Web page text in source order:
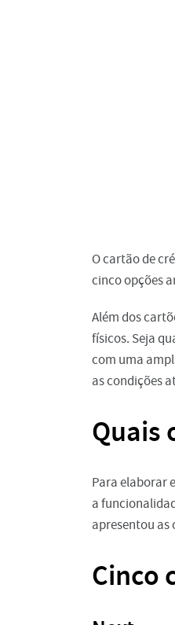
O cartão de
cinco opções
Além dos
físicos. Seja
com uma
as condições
Quais
Para elaborar
a
apresentou as
Cinco